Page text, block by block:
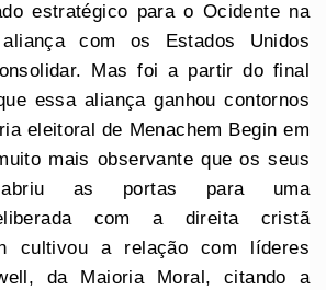
estratégico para o Ocidente na
com os Estados Unidos
Mas foi a partir do final
essa aliança ganhou contornos
eleitoral de Menachem Begin em
mais observante que os seus
abriu as portas para uma
com a direita cristã
cultivou a relação com líderes
da Maioria Moral, citando a